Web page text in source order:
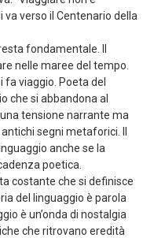
verso il Centenario della
fondamentale. Il
nelle maree del tempo.
fa viaggio. Poeta del
che si abbandona al
tensione narrante ma
segni metaforici. Il
anche se la
poetica.
costante che si definisce
del linguaggio è parola
è un’onda di nostalgia
che ritrovano eredità